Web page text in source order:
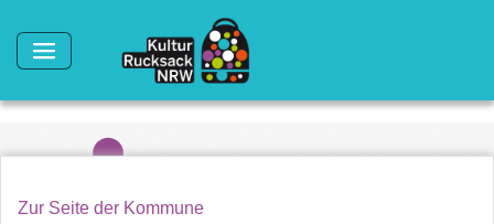
Zur Seite der Kommune